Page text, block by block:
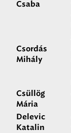
Csaba
Csordás
Mihály
Csüllög
Mária
Delevic
Katalin